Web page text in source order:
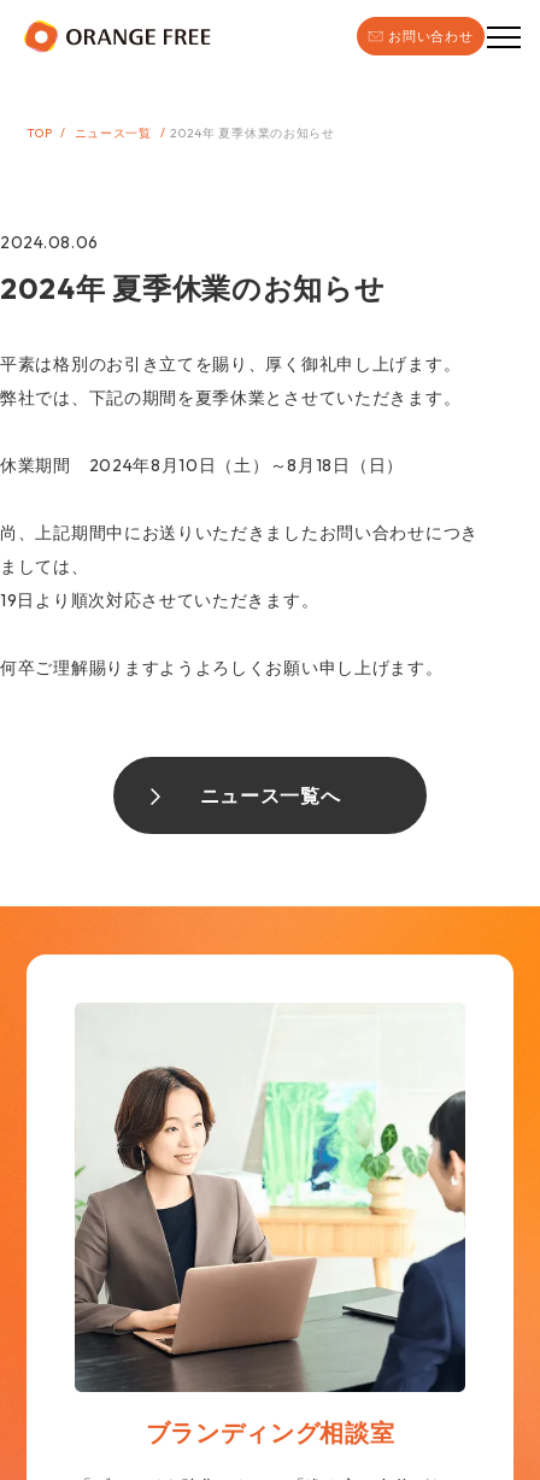
お問い合わせ
TOP ニュース一覧 2024年 夏季休業のお知らせ
2024.08.06
2024年 夏季休業のお知らせ
平素は格別のお引き立てを賜り、厚く御礼申し上げます。
弊社では、下記の期間を夏季休業とさせていただきます。
休業期間 2024年8月10日（土）～8月18日（日）
尚、上記期間中にお送りいただきましたお問い合わせにつき
ましては、
19日より順次対応させていただきます。
何卒ご理解賜りますようよろしくお願い申し上げます。
ニュース一覧へ
ブランディング相談室